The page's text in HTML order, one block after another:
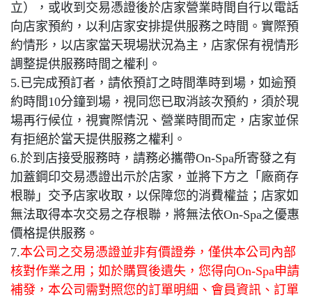
立），或收到交易憑證後於店家營業時間自行以電話
向店家預約，以利店家安排提供服務之時間。實際預
約情形，以店家當天現場狀況為主，店家保有視情形
調整提供服務時間之權利。
5.已完成預訂者，請依預訂之時間準時到場，如逾預
約時間10分鐘到場，視同您已取消該次預約，須於現
場再行候位，視實際情況、營業時間而定，店家並保
有拒絕於當天提供服務之權利。
6.於到店接受服務時，請務必攜帶On-Spa所寄發之有
加蓋鋼印交易憑證出示於店家，並將下方之「廠商存
根聯」交予店家收取，以保障您的消費權益；店家如
無法取得本次交易之存根聯，將無法依On-Spa之優惠
價格提供服務。
7.本公司之交易憑證並非有價證券，僅供本公司內部
核對作業之用；如於購買後遺失，您得向On-Spa申請
補發，本公司需對照您的訂單明細、會員資訊、訂單